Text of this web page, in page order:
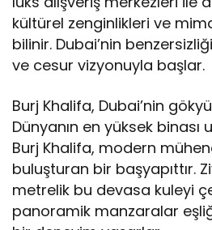
kültürel zenginlikleri ve
bilinir. Dubai’nin
ve cesur vizyonuyla başlar.
Burj Khalifa, Dubai’nin
Dünyanın en yüksek binası
Burj Khalifa, modern
buluşturan bir başyapıttır.
metrelik bu devasa kuleyi
panoramik manzaralar